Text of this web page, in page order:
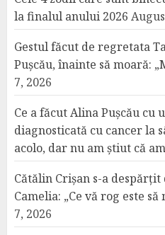
la finalul anului 2026
Gestul făcut de regretata
Pușcău, înainte să moară:
7, 2026
Ce a făcut Alina Pușcău cu
diagnosticată cu cancer la
acolo, dar nu am știut că
Cătălin Crișan s-a
Camelia: „Ce vă rog este
7, 2026